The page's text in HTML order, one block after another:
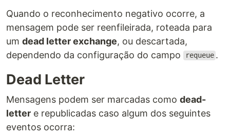
Quando o reconhecimento negativo ocorre, a
mensagem pode ser reenfileirada, roteada para
um dead letter exchange, ou descartada,
dependendo da configuração do campo
requeue .
Dead Letter
Mensagens podem ser marcadas como dead-
letter e republicadas caso algum dos seguintes
eventos ocorra: